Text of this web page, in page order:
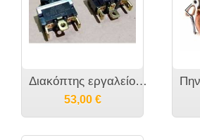
Διακόπτης εργαλείου MAKITA - 651419-2 651430
53,00 €